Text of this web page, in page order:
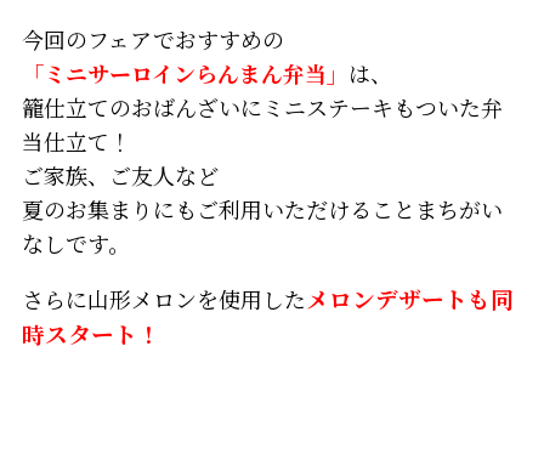
今回のフェアでおすすめの
「ミニサーロインらんまん弁当」 は、
籠仕立てのおばんざいにミニステーキもついた弁
当仕立て！
ご家族、ご友人など
夏のお集まりにもご利用いただけることまちがい
なしです。
さらに山形メロンを使用したメロンデザートも同
時スタート！